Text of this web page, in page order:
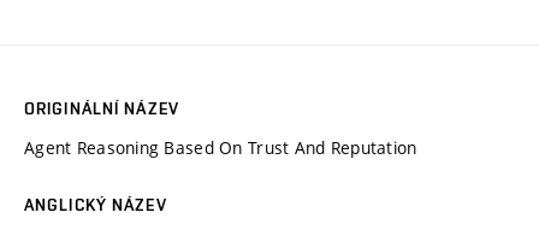
ORIGINÁLNÍ NÁZEV
Agent Reasoning Based On Trust And Reputation
ANGLICKÝ NÁZEV